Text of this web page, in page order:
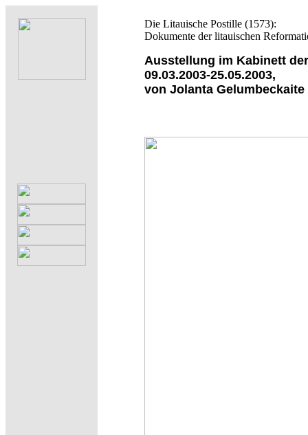
Die Litauische Postille (1573):
Dokumente der litauischen
Ausstellung im Kabinett
09.03.2003-25.05.2003,
von Jolanta Gelumbeckaite